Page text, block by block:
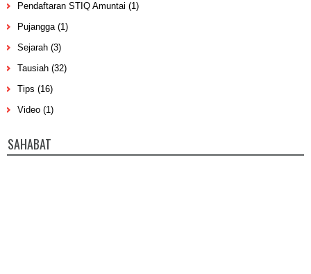
Pendaftaran STIQ Amuntai (1)
Pujangga (1)
Sejarah (3)
Tausiah (32)
Tips (16)
Video (1)
SAHABAT